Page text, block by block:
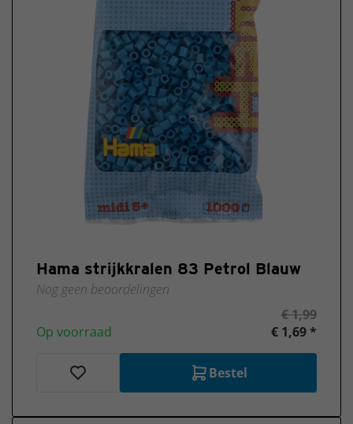
Hama strijkkralen 83 Petrol Blauw
Nog geen beoordelingen
Op voorraad
€ 1,99
€ 1,69 *
Bestel